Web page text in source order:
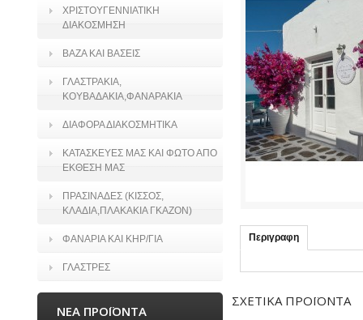
ΧΡΙΣΤΟΥΓΕΝΝΙΑΤΙΚΗ
ΔΙΑΚΟΣΜΗΣΗ
ΒΑΖΑ ΚΑΙ ΒΑΣΕΙΣ
ΓΛΑΣΤΡΑΚΙΑ,
ΚΟΥΒΑΔΑΚΙΑ,ΦΑΝΑΡΑΚΙΑ
ΔΙΑΦΟΡΑ ΔΙΑΚΟΣΜΗΤΙΚΑ
ΚΑΤΑΣΚΕΥΕΣ ΜΑΣ ΚΑΙ ΦΩΤΟ ΑΠΟ
ΕΚΘΕΣΗ ΜΑΣ
ΠΡΑΣΙΝΑΔΕΣ (ΚΙΣΣΟΣ,
ΚΛΑΔΙΑ,ΠΛΑΚΑΚΙΑ ΓΚΑΖΟΝ)
ΦΑΝΑΡΙΑ ΚΑΙ ΚΗΡ/ΓΙΑ
ΓΛΑΣΤΡΕΣ
ΝΕΑ ΠΡΟΪΟΝΤΑ
Περιγραφη
ΣΧΕΤΙΚΑ ΠΡΟΪΟΝΤΑ